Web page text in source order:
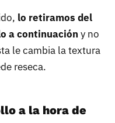
lo retiramos del
a continuación y no
le cambia la textura
reseca.
a la hora de